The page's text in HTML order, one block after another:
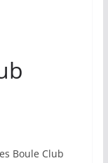
Boule Club